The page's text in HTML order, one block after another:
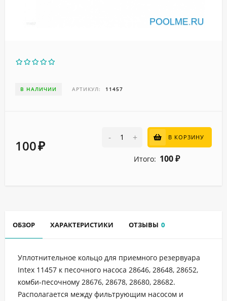
В НАЛИЧИИ АРТИКУЛ: 11457
100₽
- + В КОРЗИНУ
Итого: 100 ₽
ОБЗОР ХАРАКТЕРИСТИКИ ОТЗЫВЫ 0
Уплотнительное кольцо для приемного резервуара
Intex 11457 к песочного насоса 28646, 28648, 28652,
комби-песочному 28676, 28678, 28680, 28682.
Располагается между фильтрующим насосом и